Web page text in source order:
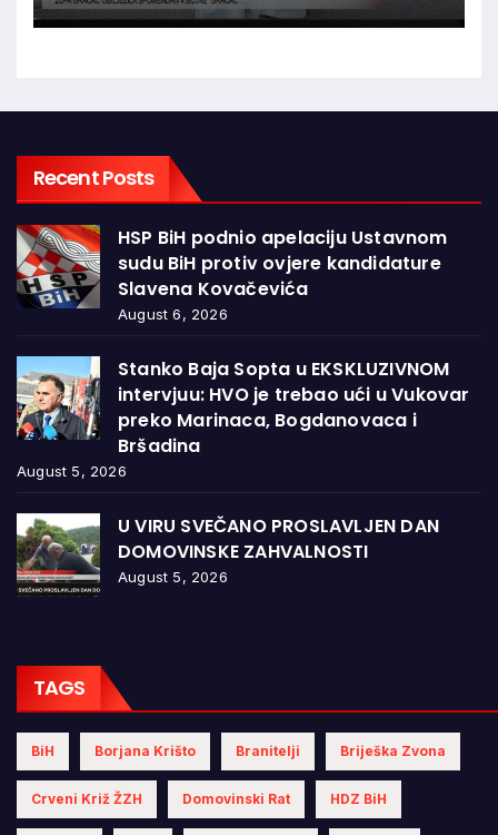
Recent Posts
HSP BiH podnio apelaciju Ustavnom
sudu BiH protiv ovjere kandidature
Slavena Kovačevića
August 6, 2026
Stanko Baja Sopta u EKSKLUZIVNOM
intervjuu: HVO je trebao ući u Vukovar
preko Marinaca, Bogdanovaca i
Bršadina
August 5, 2026
U VIRU SVEČANO PROSLAVLJEN DAN
DOMOVINSKE ZAHVALNOSTI
August 5, 2026
TAGS
BiH Borjana Krišto Branitelji Briješka Zvona
Crveni Križ ŽZH Domovinski Rat HDZ BiH